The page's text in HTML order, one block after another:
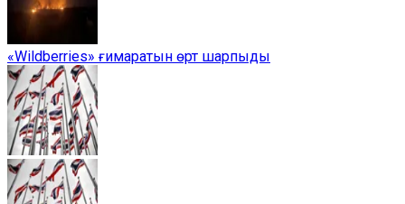
«Wildberries» ғимаратын өрт шарпыды